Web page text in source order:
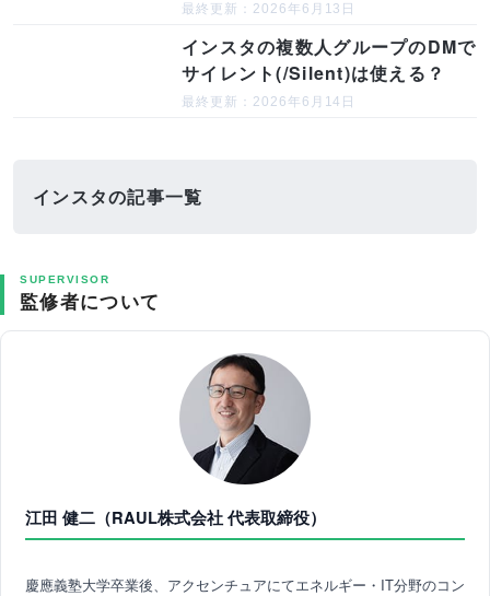
最終更新：2026年6月13日
インスタの複数人グループのDMで
サイレント(/Silent)は使える？
最終更新：2026年6月14日
インスタの記事一覧
SUPERVISOR
監修者について
江田 健二（RAUL株式会社 代表取締役）
慶應義塾大学卒業後、アクセンチュアにてエネルギー・IT分野のコン